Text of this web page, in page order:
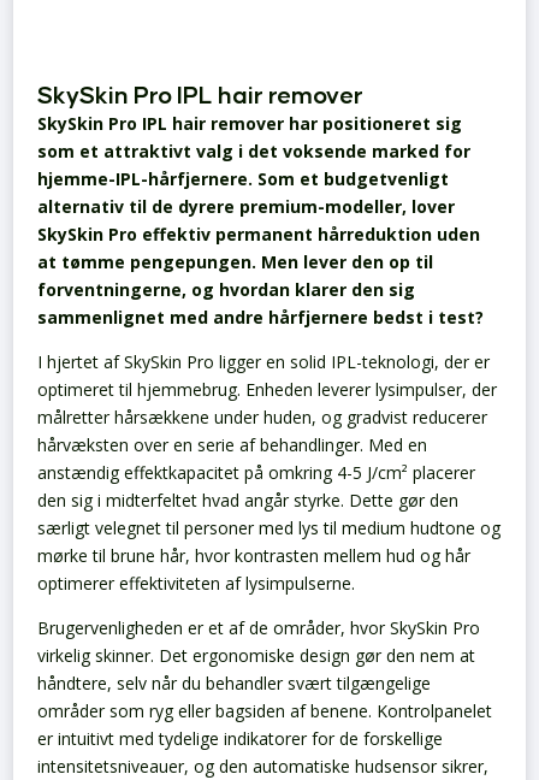
SkySkin Pro IPL hair remover
SkySkin Pro IPL hair remover har positioneret sig
som et attraktivt valg i det voksende marked for
hjemme-IPL-hårfjernere. Som et budgetvenligt
alternativ til de dyrere premium-modeller, lover
SkySkin Pro effektiv permanent hårreduktion uden
at tømme pengepungen. Men lever den op til
forventningerne, og hvordan klarer den sig
sammenlignet med andre hårfjernere bedst i test?
I hjertet af SkySkin Pro ligger en solid IPL-teknologi, der er
optimeret til hjemmebrug. Enheden leverer lysimpulser, der
målretter hårsækkene under huden, og gradvist reducerer
hårvæksten over en serie af behandlinger. Med en
anstændig effektkapacitet på omkring 4-5 J/cm² placerer
den sig i midterfeltet hvad angår styrke. Dette gør den
særligt velegnet til personer med lys til medium hudtone og
mørke til brune hår, hvor kontrasten mellem hud og hår
optimerer effektiviteten af lysimpulserne.
Brugervenligheden er et af de områder, hvor SkySkin Pro
virkelig skinner. Det ergonomiske design gør den nem at
håndtere, selv når du behandler svært tilgængelige
områder som ryg eller bagsiden af benene. Kontrolpanelet
er intuitivt med tydelige indikatorer for de forskellige
intensitetsniveauer, og den automatiske hudsensor sikrer,